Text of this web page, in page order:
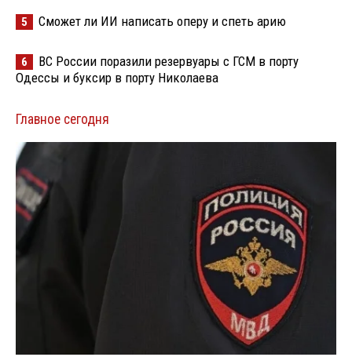
5 Сможет ли ИИ написать оперу и спеть арию
6
ВС России поразили резервуары с ГСМ в порту
Одессы и буксир в порту Николаева
Главное сегодня